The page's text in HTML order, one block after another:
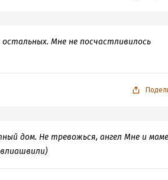
Мне не посчастливилось
дом. Не тревожься, ангел Мне и маме